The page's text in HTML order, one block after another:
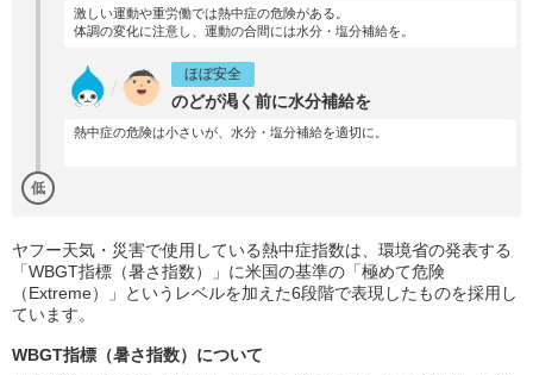
低
激しい運動や重労働では熱中症の危険がある。
体調の変化に注意し、運動の合間には水分・塩分補給を。
ほぼ安全
のどが渇く前に水分補給を
熱中症の危険は小さいが、水分・塩分補給を適切に。
ヤフー天気・災害で使用している熱中症指数は、環境省の発表する
「WBGT指標（暑さ指数）」に米国の基準の「極めて危険
（Extreme）」というレベルを加えた6段階で表現したものを採用し
ています。
WBGT指標（暑さ指数）について